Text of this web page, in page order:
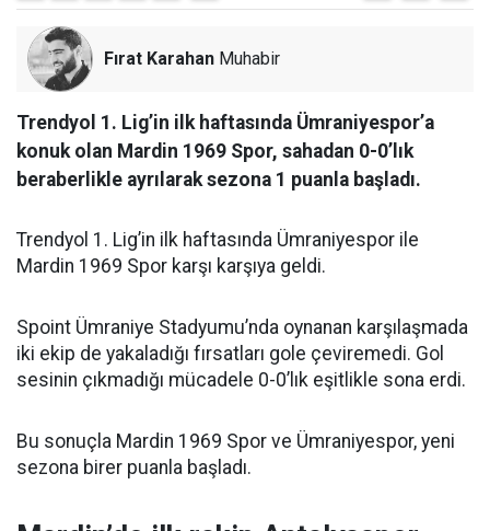
Fırat Karahan Muhabir
Trendyol 1. Lig’in ilk haftasında Ümraniyespor’a
konuk olan Mardin 1969 Spor, sahadan 0-0’lık
beraberlikle ayrılarak sezona 1 puanla başladı.
Trendyol 1. Lig’in ilk haftasında Ümraniyespor ile
Mardin 1969 Spor karşı karşıya geldi.
Spoint Ümraniye Stadyumu’nda oynanan karşılaşmada
iki ekip de yakaladığı fırsatları gole çeviremedi. Gol
sesinin çıkmadığı mücadele 0-0’lık eşitlikle sona erdi.
Bu sonuçla Mardin 1969 Spor ve Ümraniyespor, yeni
sezona birer puanla başladı.